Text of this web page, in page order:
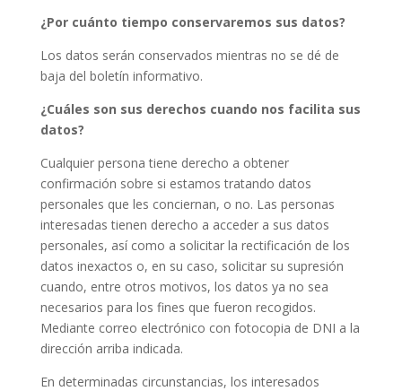
¿Por cuánto tiempo conservaremos sus datos?
Los datos serán conservados mientras no se dé de
baja del boletín informativo.
¿Cuáles son sus derechos cuando nos facilita sus
datos?
Cualquier persona tiene derecho a obtener
confirmación sobre si estamos tratando datos
personales que les conciernan, o no. Las personas
interesadas tienen derecho a acceder a sus datos
personales, así como a solicitar la rectificación de los
datos inexactos o, en su caso, solicitar su supresión
cuando, entre otros motivos, los datos ya no sea
necesarios para los fines que fueron recogidos.
Mediante correo electrónico con fotocopia de DNI a la
dirección arriba indicada.
En determinadas circunstancias, los interesados